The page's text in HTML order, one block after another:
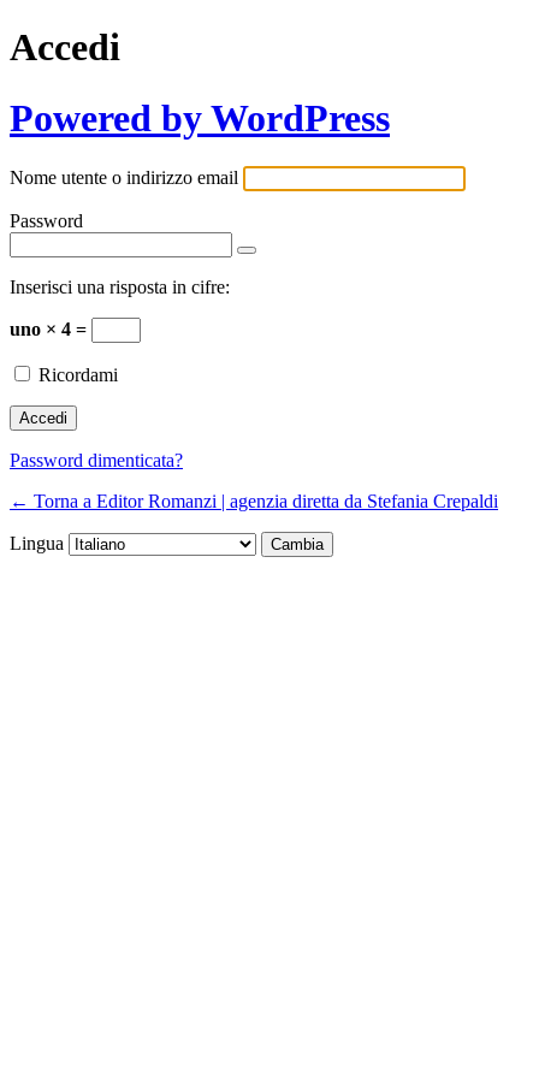
Accedi
Powered by WordPress
Nome utente o indirizzo email
Password
Inserisci una risposta in cifre:
uno × 4 =
Ricordami
Password dimenticata?
← Torna a Editor Romanzi | agenzia diretta da Stefania Crepaldi
Lingua